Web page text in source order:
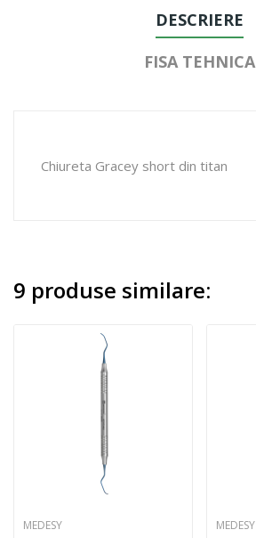
DESCRIERE
FISA TEHNICA
Chiureta Gracey short din titan
9 produse similare:
MEDESY
MEDESY